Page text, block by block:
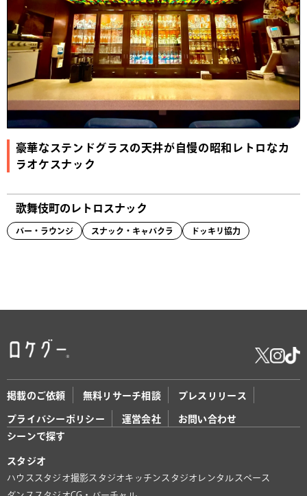
豪華なステンドグラスの天井が自慢の昭和レトロなカ
ラオケスナック
歌舞伎町のレトロスナック
バー・ラウンジ スナック・キャバクラ ドッキリ協力
掲載のご依頼 無料リサーチ相談 プレスリリース
プライバシーポリシー 運営会社
お問い合わせ
シーンで探す
スタジオ
ハウススタジオ撮影スタジオキッチンスタジオ レンタルスペース